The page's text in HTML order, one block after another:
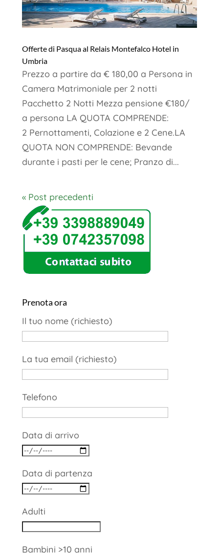
Offerte di Pasqua al Relais Montefalco Hotel in
Umbria
Prezzo a partire da € 180,00 a Persona in
Camera Matrimoniale per 2 notti
Pacchetto 2 Notti Mezza pensione €180/
a persona LA QUOTA COMPRENDE:
2 Pernottamenti, Colazione e 2 Cene.LA
QUOTA NON COMPRENDE: Bevande
durante i pasti per le cene; Pranzo di...
« Post precedenti
Prenota ora
Il tuo nome (richiesto)
La tua email (richiesto)
Telefono
Data di arrivo
Data di partenza
Adulti
Bambini >10 anni